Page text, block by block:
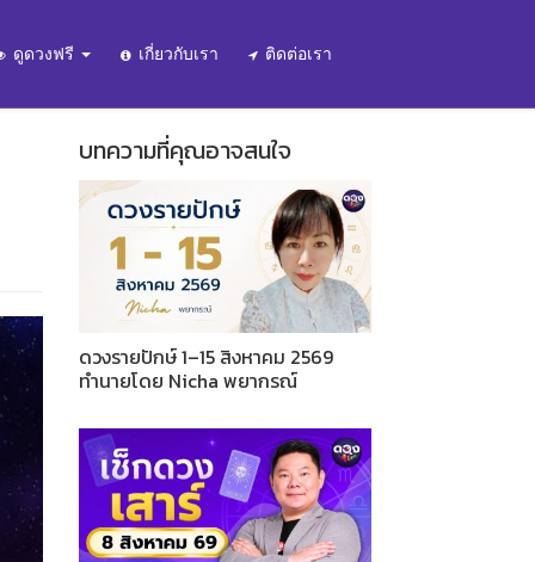
ดูดวงฟรี เกี่ยวกับเรา ติดต่อเรา
บทความที่คุณอาจสนใจ
ดวงรายปักษ์ 1–15 สิงหาคม 2569
ทำนายโดย Nicha พยากรณ์